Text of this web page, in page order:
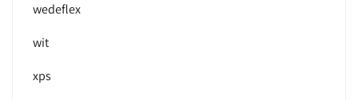
wedeflex
wit
xps